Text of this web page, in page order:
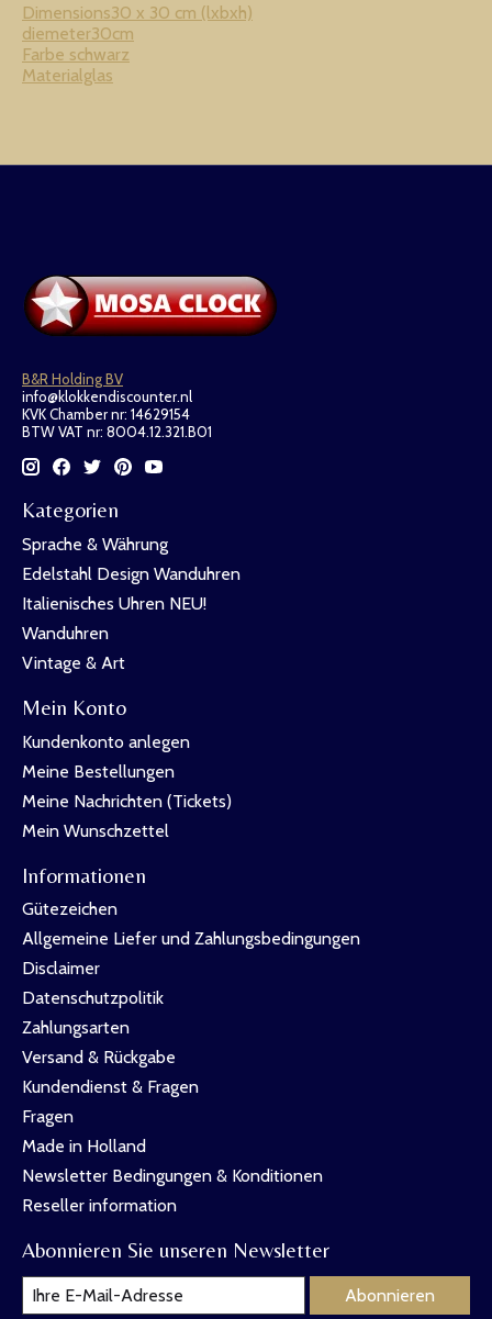
Dimensions30 x 30 cm (lxbxh)
diemeter30cm
Farbe schwarz
Materialglas
B&R Holding BV
info@klokkendiscounter.nl
KVK Chamber nr: 14629154
BTW VAT nr: 8004.12.321.B01
Kategorien
Sprache & Währung
Edelstahl Design Wanduhren
Italienisches Uhren NEU!
Wanduhren
Vintage & Art
Mein Konto
Kundenkonto anlegen
Meine Bestellungen
Meine Nachrichten (Tickets)
Mein Wunschzettel
Informationen
Gütezeichen
Allgemeine Liefer und Zahlungsbedingungen
Disclaimer
Datenschutzpolitik
Zahlungsarten
Versand & Rückgabe
Kundendienst & Fragen
Fragen
Made in Holland
Newsletter Bedingungen & Konditionen
Reseller information
Abonnieren Sie unseren Newsletter
Abonnieren